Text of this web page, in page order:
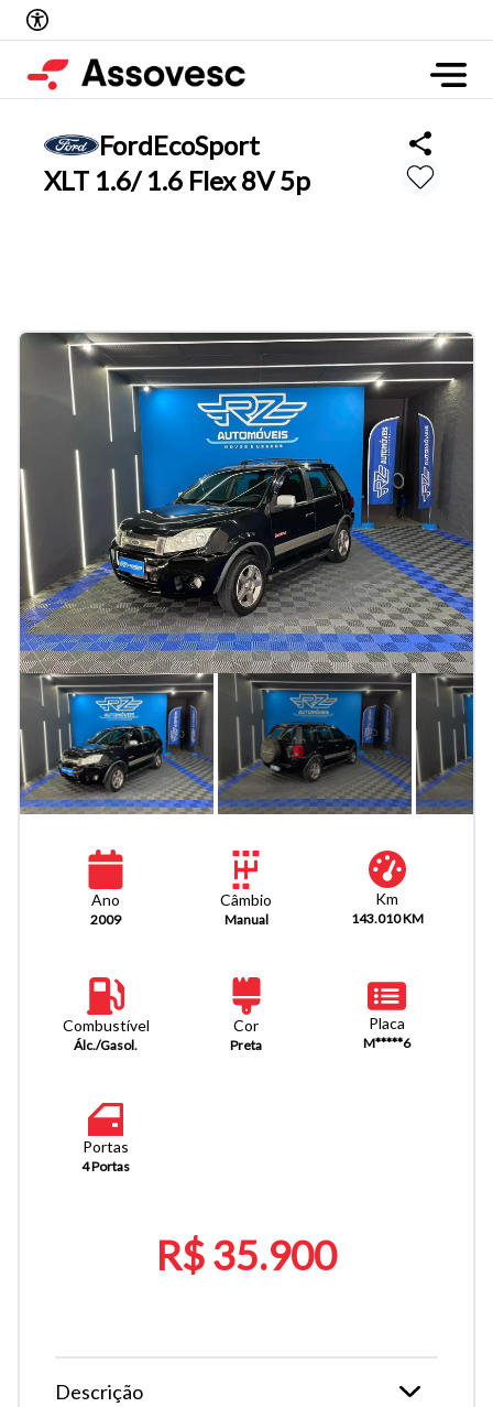
FordEcoSport
XLT 1.6/ 1.6 Flex 8V 5p
Ano
2009
Câmbio
Manual
Km
143.010 KM
Combustível
Álc./Gasol.
Cor
Preta
Placa
M*****6
Portas
4 Portas
R$ 35.900
Descrição